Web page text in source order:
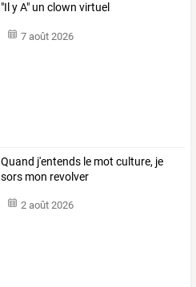
"Il y A" un clown virtuel
7 août 2026
Quand j'entends le mot culture, je
sors mon revolver
2 août 2026